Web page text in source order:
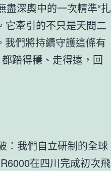
深奧中的一次精準“扎
它牽引的不只是天問二
們將持續守護這條有
踏得穩、走得遠，回
：我們自立研制的全球
在四川完成初次飛